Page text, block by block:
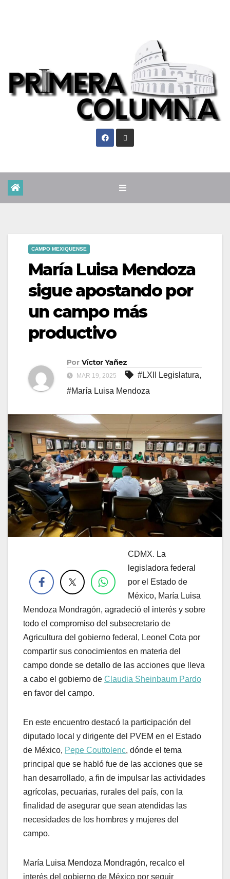
CAMPO MEXIQUENSE
María Luisa Mendoza
sigue apostando por
un campo más
productivo
Por Víctor Yañez
MAR 19, 2025 #LXII Legislatura,
#María Luisa Mendoza
CDMX. La
legisladora federal
por el Estado de
México, María Luisa
Mendoza Mondragón, agradeció el interés y sobre
todo el compromiso del subsecretario de
Agricultura del gobierno federal, Leonel Cota por
compartir sus conocimientos en materia del
campo donde se detallo de las acciones que lleva
a cabo el gobierno de Claudia Sheinbaum Pardo
en favor del campo.
En este encuentro destacó la participación del
diputado local y dirigente del PVEM en el Estado
de México, Pepe Couttolenc, dónde el tema
principal que se habló fue de las acciones que se
han desarrollado, a fin de impulsar las actividades
agrícolas, pecuarias, rurales del país, con la
finalidad de asegurar que sean atendidas las
necesidades de los hombres y mujeres del
campo.
María Luisa Mendoza Mondragón, recalco el
interés del gobierno de México por seguir